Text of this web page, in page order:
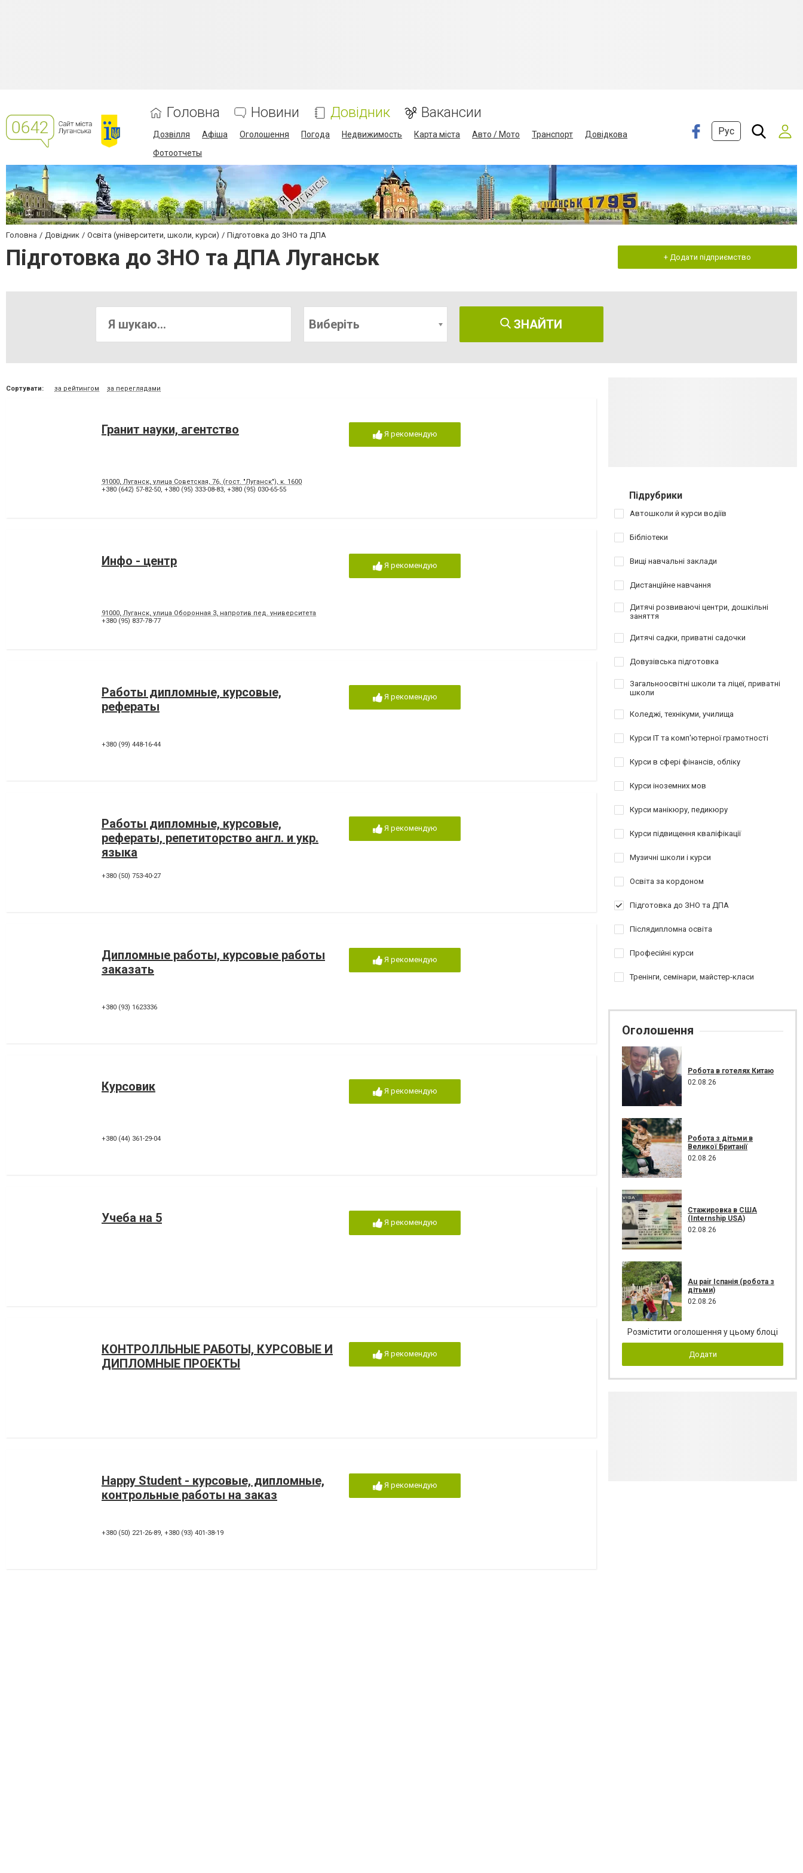
Головна Новини Довідник Вакансии
Дозвілля Афіша Оголошення Погода Недвижимость Карта міста Авто / Мото Транспорт
Довідкова
Фотоотчеты
Рус
Головна Довідник Освіта (університети, школи, курси) Підготовка до ЗНО та ДПА
Підготовка до ЗНО та ДПА Луганськ + Додати підприємство
Виберіть ЗНАЙТИ
Сортувати: за рейтингом за переглядами
Гранит науки, агентство
91000, Луганск, улица Советская, 76, (гост. "Луганcк"), к. 1600
+380 (642) 57-82-50, +380 (95) 333-08-83, +380 (95) 030-65-55
Я рекомендую
Инфо - центр
91000, Луганск, улица Оборонная 3, напротив пед. университета
+380 (95) 837-78-77
Я рекомендую
Работы дипломные, курсовые,
рефераты
+380 (99) 448-16-44
Я рекомендую
Работы дипломные, курсовые,
рефераты, репетиторство англ. и укр.
языка
+380 (50) 753-40-27
Я рекомендую
Дипломные работы, курсовые работы
заказать
+380 (93) 1623336
Я рекомендую
Курсовик
+380 (44) 361-29-04
Я рекомендую
Учеба на 5 Я рекомендую
КОНТРОЛЛЬНЫЕ РАБОТЫ, КУРСОВЫЕ И
ДИПЛОМНЫЕ ПРОЕКТЫ
Я рекомендую
Happy Student - курсовые, дипломные,
контрольные работы на заказ
+380 (50) 221-26-89, +380 (93) 401-38-19
Я рекомендую
Підрубрики
Автошколи й курси водіїв
Бібліотеки
Вищі навчальні заклади
Дистанційне навчання
Дитячі розвиваючі центри, дошкільні
заняття
Дитячі садки, приватні садочки
Довузівська підготовка
Загальноосвітні школи та ліцеї, приватні
школи
Коледжі, технікуми, училища
Курси IT та комп'ютерної грамотності
Курси в сфері фінансів, обліку
Курси іноземних мов
Курси манікюру, педикюру
Курси підвищення кваліфікації
Музичні школи і курси
Освіта за кордоном
Підготовка до ЗНО та ДПА
Післядипломна освіта
Професійні курси
Тренінги, семінари, майстер-класи
Оголошення
Робота в готелях Китаю
02.08.26
Робота з дітьми в
Великої Британії
02.08.26
Стажировка в США
(Internship USA)
02.08.26
Au pair Іспанія (робота з
дітьми)
02.08.26
Розмістити оголошення у цьому блоці
Додати